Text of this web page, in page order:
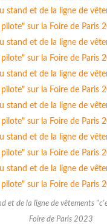
et de la ligne de vêtements
Foire de Paris 2023